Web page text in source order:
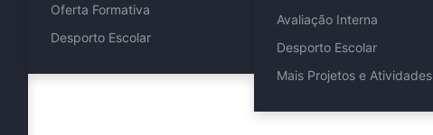
Oferta Formativa
Desporto Escolar
Avaliação Interna
Desporto Escolar
Mais Projetos e Atividades
Exames e Provas | 2026